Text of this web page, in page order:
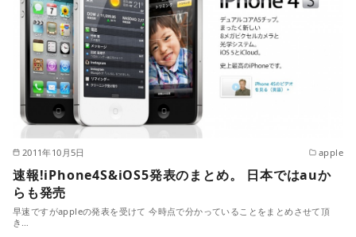
2011年10月5日 apple
速報!iPhone4S&iOS5発表のまとめ。 日本ではauか
らも発売
早速ですがappleの発表を受けて 今時点で分かっていることをまとめさせて頂
き…